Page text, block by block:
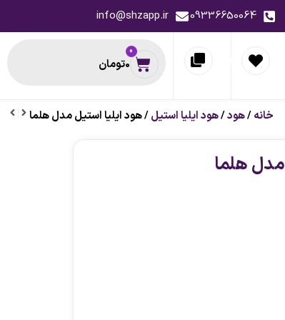
09336650064
info@shzapp.ir
0تومان
0
خانه/هود/هود ایلیا استیل/ هود ایلیا استیل مدل هلما
مدل هلما